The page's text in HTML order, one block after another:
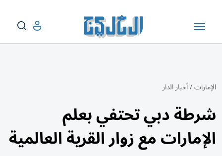
الإمارات/أخبار الدار
شرطة دبي تحتفي بعلم
الإمارات مع زوار القرية العالمية